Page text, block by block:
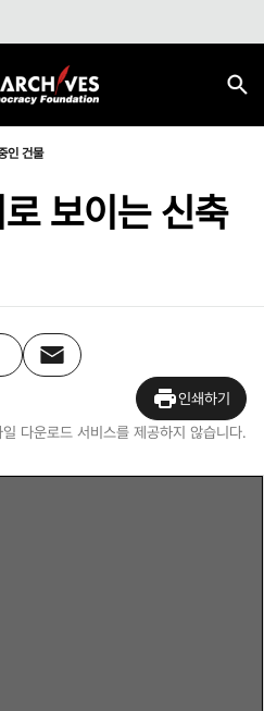
인 건물
보이는 신축
인쇄하기
일 다운로드 서비스를 제공하지 않습니다.